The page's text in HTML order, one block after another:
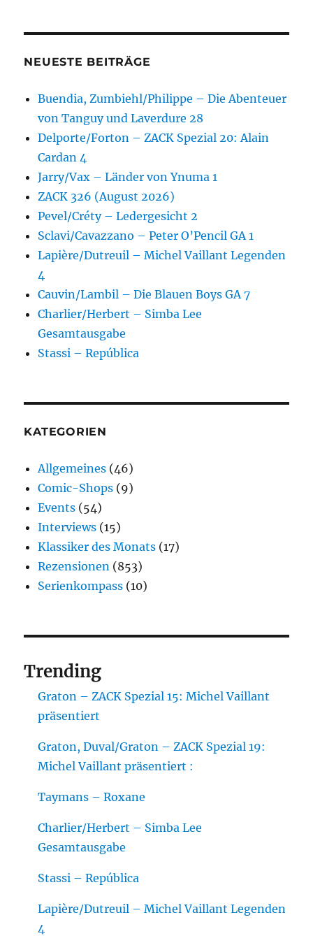
NEUESTE BEITRÄGE
Buendia, Zumbiehl/Philippe – Die Abenteuer
von Tanguy und Laverdure 28
Delporte/Forton – ZACK Spezial 20: Alain
Cardan 4
Jarry/Vax – Länder von Ynuma 1
ZACK 326 (August 2026)
Pevel/Créty – Ledergesicht 2
Sclavi/Cavazzano – Peter O’Pencil GA 1
Lapière/Dutreuil – Michel Vaillant Legenden
4
Cauvin/Lambil – Die Blauen Boys GA 7
Charlier/Herbert – Simba Lee
Gesamtausgabe
Stassi – República
KATEGORIEN
Allgemeines (46)
Comic-Shops (9)
Events (54)
Interviews (15)
Klassiker des Monats (17)
Rezensionen (853)
Serienkompass (10)
Trending
Graton – ZACK Spezial 15: Michel Vaillant
präsentiert
Graton, Duval/Graton – ZACK Spezial 19:
Michel Vaillant präsentiert :
Taymans – Roxane
Charlier/Herbert – Simba Lee
Gesamtausgabe
Stassi – República
Lapière/Dutreuil – Michel Vaillant Legenden
4